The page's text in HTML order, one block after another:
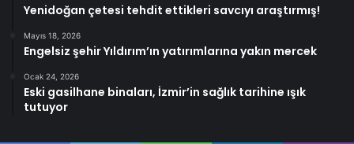
Yenidoğan çetesi tehdit ettikleri savcıyı araştırmış!
Mayıs 18, 2026
Engelsiz şehir Yıldırım’ın yatırımlarına yakın mercek
Ocak 24, 2026
Eski gasilhane binaları, İzmir’in sağlık tarihine ışık
tutuyor